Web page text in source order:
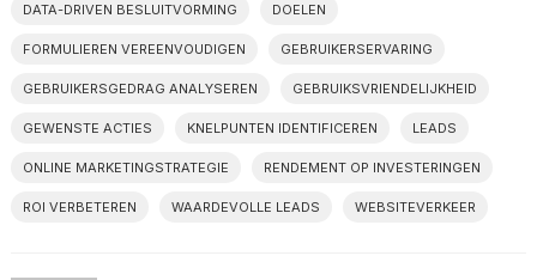
DATA-DRIVEN BESLUITVORMING DOELEN
FORMULIEREN VEREENVOUDIGEN GEBRUIKERSERVARING
GEBRUIKERSGEDRAG ANALYSEREN GEBRUIKSVRIENDELIJKHEID
GEWENSTE ACTIES KNELPUNTEN IDENTIFICEREN LEADS
ONLINE MARKETINGSTRATEGIE RENDEMENT OP INVESTERINGEN
ROI VERBETEREN WAARDEVOLLE LEADS WEBSITEVERKEER